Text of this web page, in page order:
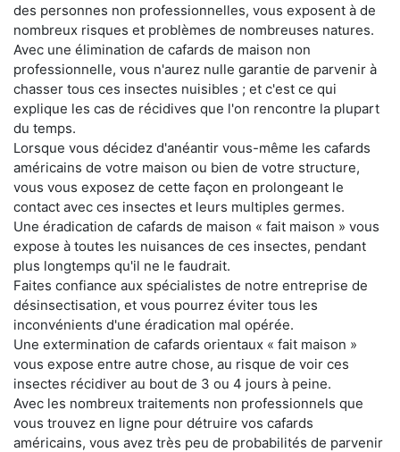
des personnes non professionnelles, vous exposent à de
nombreux risques et problèmes de nombreuses natures.
Avec une élimination de cafards de maison non
professionnelle, vous n'aurez nulle garantie de parvenir à
chasser tous ces insectes nuisibles ; et c'est ce qui
explique les cas de récidives que l'on rencontre la plupart
du temps.
Lorsque vous décidez d'anéantir vous-même les cafards
américains de votre maison ou bien de votre structure,
vous vous exposez de cette façon en prolongeant le
contact avec ces insectes et leurs multiples germes.
Une éradication de cafards de maison « fait maison » vous
expose à toutes les nuisances de ces insectes, pendant
plus longtemps qu'il ne le faudrait.
Faites confiance aux spécialistes de notre entreprise de
désinsectisation, et vous pourrez éviter tous les
inconvénients d'une éradication mal opérée.
Une extermination de cafards orientaux « fait maison »
vous expose entre autre chose, au risque de voir ces
insectes récidiver au bout de 3 ou 4 jours à peine.
Avec les nombreux traitements non professionnels que
vous trouvez en ligne pour détruire vos cafards
américains, vous avez très peu de probabilités de parvenir